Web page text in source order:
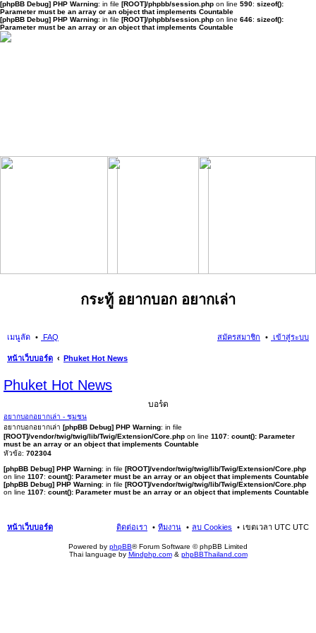
[phpBB Debug] PHP Warning: in file [ROOT]/phpbb/session.php on line 590: sizeof():
Parameter must be an array or an object that implements Countable
[phpBB Debug] PHP Warning: in file [ROOT]/phpbb/session.php on line 646: sizeof():
Parameter must be an array or an object that implements Countable
กระทู้ อยากบอก อยากเล่า
เมนูลัด FAQ เข้าสู่ระบบ
สมัครสมาชิก
หน้าเว็บบอร์ด
Phuket Hot News
Phuket Hot News
บอร์ด
อยากบอกอยากเล่า - ชุมชน
อยากบอกอยากเล่า [phpBB Debug] PHP Warning: in file
[ROOT]/vendor/twig/twig/lib/Twig/Extension/Core.php on line 1107: count(): Parameter
must be an array or an object that implements Countable
หัวข้อ: 702304
[phpBB Debug] PHP Warning: in file [ROOT]/vendor/twig/twig/lib/Twig/Extension/Core.php
on line 1107: count(): Parameter must be an array or an object that implements Countable
[phpBB Debug] PHP Warning: in file [ROOT]/vendor/twig/twig/lib/Twig/Extension/Core.php
on line 1107: count(): Parameter must be an array or an object that implements Countable
หน้าเว็บบอร์ด เขตเวลา UTC UTC
ลบ Cookies
ทีมงาน
ติดต่อเรา
Powered by phpBB® Forum Software © phpBB Limited
Thai language by Mindphp.com& phpBBThailand.com